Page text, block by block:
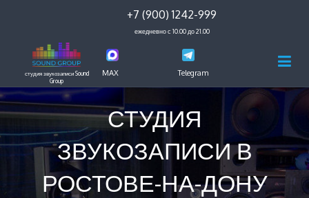
+7 (900) 1242-999
ежедневно с 10.00 до 21.00
студия звукозаписи Sound
Group
MAX Telegram
СТУДИЯ
ЗВУКОЗАПИСИ В
РОСТОВЕ-НА-ДОНУ